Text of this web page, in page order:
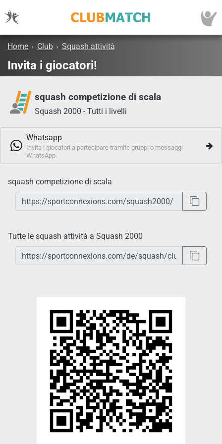
Home › Club › Squash attività
Invita i giocatori!
squash competizione di scala
Squash 2000 - Tutti i livelli
Whatsapp
Invita i giocatori a partecipare tramite gruppi o messaggi
WhatsApp.
squash competizione di scala
Tutte le squash attività a Squash 2000